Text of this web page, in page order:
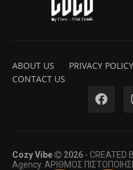
ABOUT US PRIVACY POLICY
CONTACT US
Cozy Vibe 2026 - CREATED
Agency. ΑΡΙΘΜΟΣ